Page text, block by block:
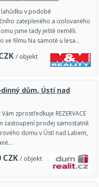
v podobě
zatepleného a izolovaného
jsme tady ještě neměli.
ve filmu Na samotě u lesa…
/ objekt
dům, Ústí nad
zprostředkuje REZERVACE
zastoupení prodej samostatně
domu v Ústí nad Labem,
CZK / objekt